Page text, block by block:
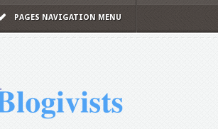
PAGES NAVIGATION MENU